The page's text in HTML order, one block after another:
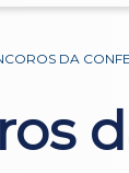
DA